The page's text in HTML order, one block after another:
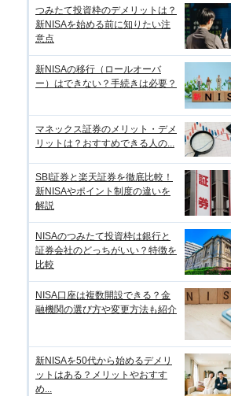
つみたて投資枠のデメリットは？
新NISAを始める前に知りたい注
意点
新NISAの移行（ロールオーバ
ー）はできない？手続きは必要？
マネックス証券のメリット・デメ
リットは？おすすめできる人の...
SBI証券と楽天証券を徹底比較！
新NISAやポイント制度の違いを
解説
NISAのつみたて投資枠は銀行と
証券会社のどっちがいい？特徴を
比較
NISA口座は複数開設できる？金
融機関の選び方や変更方法も紹介
新NISAを50代から始めるデメリ
ットはある？メリットやおすす
め...